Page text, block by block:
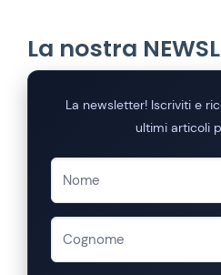
La nostra
La newsletter! Iscriviti e
ultimi articoli